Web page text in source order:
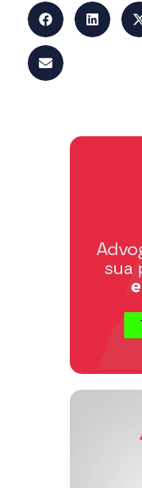
brasileiro
réu, com a
caracteriza
obrigação de
própria
provas
plausível na
HABEAS
RESULTA
FECHADO
REALIZAR
O
ALÉM DO
A SUA
RESPOSTA
MAIS
PÚBLICA,